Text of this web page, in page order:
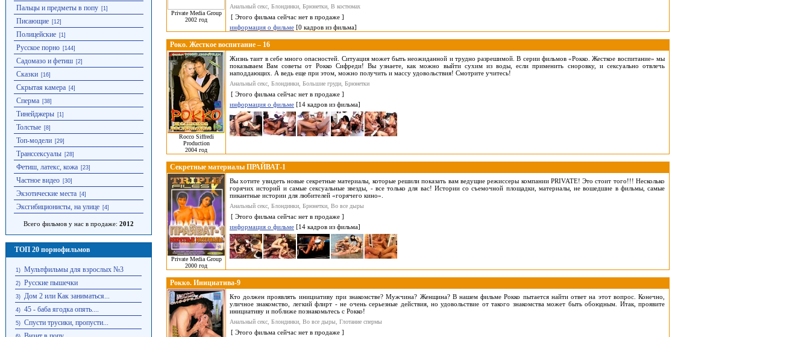
Пальцы и предметы в попу [1]
Писающие [12]
Полицейские [1]
Русское порно [144]
Садомазо и фетиш [2]
Сказки [16]
Скрытая камера [4]
Сперма [38]
Тинейджеры [1]
Толстые [8]
Топ-модели [29]
Транссексуалы [28]
Фетиш, латекс, кожа [23]
Частное видео [30]
Экзотические места [4]
Эксгибиционисты, на улице [4]
Всего фильмов у нас в продаже: 2012
ТОП 20 порнофильмов
1) Мультфильмы для взрослых №3
2) Русские пышечки
3) Дом 2 или Как заниматься...
4) 45 - баба ягодка опять....
5) Спусти трусики, пропусти...
Private Media Group
2002 год
Анальный секс, Блондинки, Брюнетки, В костюмах
[ Этого фильма сейчас нет в продаже ]
информация о фильме [0 кадров из фильма]
Роко. Жесткое воспитание – 16
Rocco Siffredi
Production
2004 год
Жизнь таит в себе много опасностей. Ситуация может быть неожиданной и трудно разрешимой. В серии фильмов «Рокко. Жесткое воспитание» мы
показываем Вам советы от Рокко Сифреди! Вы узнаете, как можно выйти сухим из воды, если применить сноровку, и сексуально отвлечь
наподдающих. А ведь еще при этом, можно получить и массу удовольствия! Смотрите учитесь!
Анальный секс, Блондинки, Большие груди, Брюнетки
[ Этого фильма сейчас нет в продаже ]
информация о фильме [14 кадров из фильма]
Секретные материалы ПРАЙВАТ-1
Private Media Group
2000 год
Вы хотите увидеть новые секретные материалы, которые решили показать вам ведущие режиссеры компании PRIVATE! Это стоит того!!! Несколько
горячих историй и самые сексуальные звезды, - все только для вас! Истории со съемочной площадки, материалы, не вошедшие в фильмы, самые
пикантные истории для любителей «горячего кино».
Анальный секс, Блондинки, Брюнетки, Во все дыры
[ Этого фильма сейчас нет в продаже ]
информация о фильме [14 кадров из фильма]
Рокко. Инициатива-9
Кто должен проявлять инициативу при знакомстве? Мужчина? Женщина? В нашем фильме Рокко пытается найти ответ на этот вопрос. Конечно,
уличное знакомство, легкий флирт - не очень серьезные действия, но удовольствие от такого знакомства может быть обоюдным. Итак, проявите
инициативу и поближе познакомьтесь с Рокко!
Анальный секс, Блондинки, Во все дыры, Глотание спермы
[ Этого фильма сейчас нет в продаже ]